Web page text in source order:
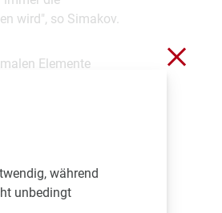
wird", so Simakov.
Elemente
in der
erforscht.
während
unbedingt